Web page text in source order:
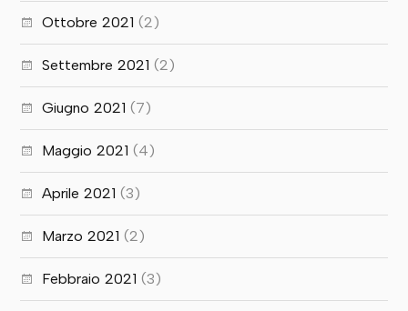
Ottobre 2021 (2)
Settembre 2021 (2)
Giugno 2021 (7)
Maggio 2021 (4)
Aprile 2021 (3)
Marzo 2021 (2)
Febbraio 2021 (3)